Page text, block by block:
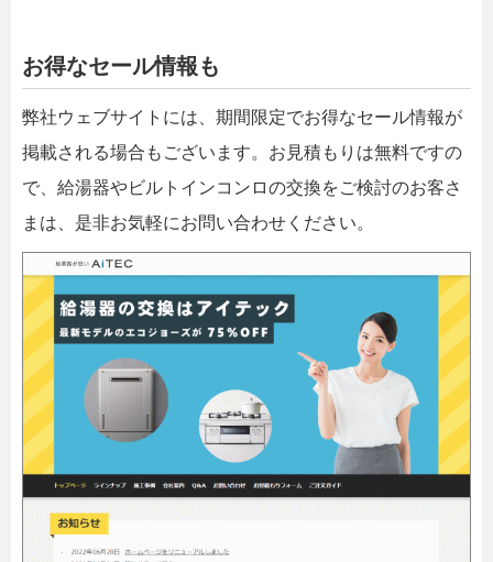
お得なセール情報も
弊社ウェブサイトには、期間限定でお得なセール情報が
掲載される場合もございます。お見積もりは無料ですの
で、給湯器やビルトインコンロの交換をご検討のお客さ
まは、是非お気軽にお問い合わせください。